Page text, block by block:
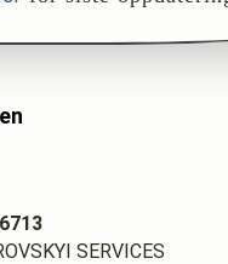
SERVICES